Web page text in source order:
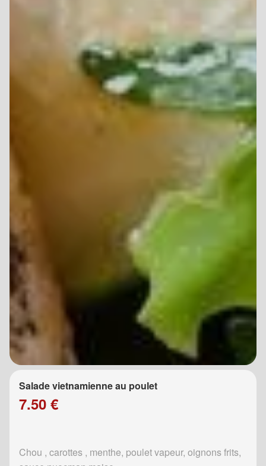
Salade vietnamienne au poulet
7.50 €
Chou , carottes , menthe, poulet vapeur, oignons frits,